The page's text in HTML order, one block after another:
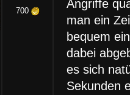
700
Angriffe
man ein
bequem
dabei
es sich
Sekunden